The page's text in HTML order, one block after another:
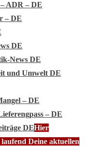
ADR – DE
– DE
DE
News DE
und Umwelt DE
– DE
– DE
DEHier
Deine aktuellen